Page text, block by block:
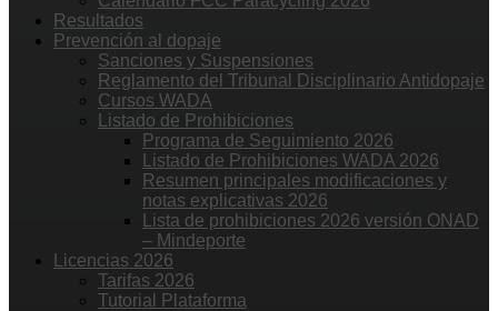
Resultados
Prevención al dopaje
Sanciones y Suspensiones
Reglamento del Tribunal Disciplinario Antidopaje
Cursos WADA
Listado de Prohibiciones
Programa de Seguimiento 2026
Listado de Prohibiciones WADA 2026
Resumen principales modificaciones y
notas explicativas 2026
Lista de prohibiciones 2026 versión ONAD
– Mindeporte
Licencias 2026
Tarifas 2026
Tutorial Plataforma